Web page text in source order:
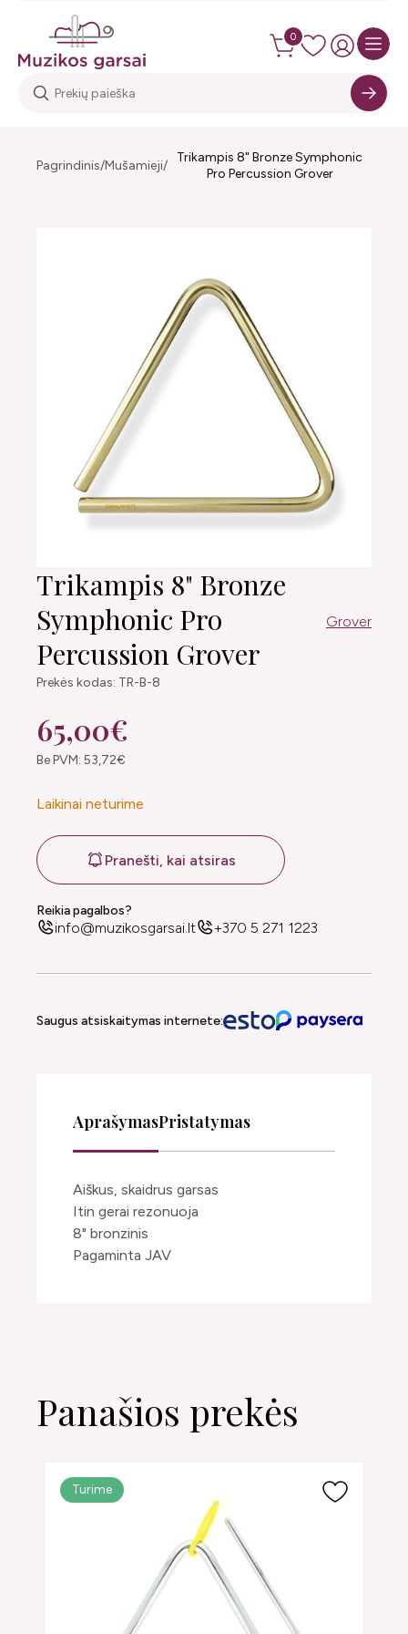
0
Pagrindinis Mušamieji
Trikampis 8" Bronze Symphonic
Pro Percussion Grover
Trikampis 8" Bronze
Symphonic Pro
Percussion Grover
Grover
Prekės kodas: TR-B-8
65,00€
Be PVM: 53,72€
Laikinai neturime
Pranešti, kai atsiras
Reikia pagalbos?
info@muzikosgarsai.lt +370 5 271 1223
Saugus atsiskaitymas internete:
AprašymasPristatymas
Aiškus, skaidrus garsas
Itin gerai rezonuoja
8" bronzinis
Pagaminta JAV
Panašios prekės
Turime